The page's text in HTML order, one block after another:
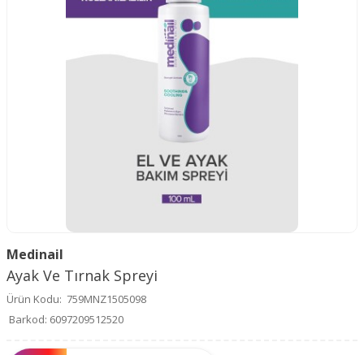
Medinail
Ayak Ve Tırnak Spreyi
Ürün Kodu: 759MNZ1505098
Barkod: 6097209512520